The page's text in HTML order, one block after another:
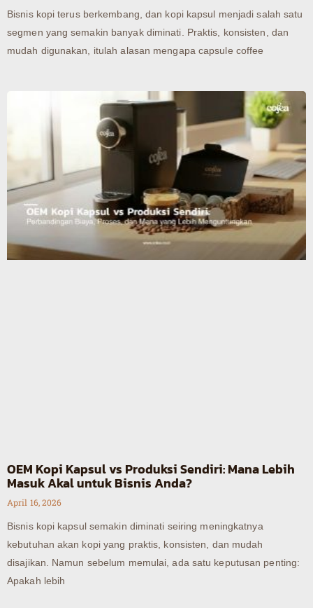
Bisnis kopi terus berkembang, dan kopi kapsul menjadi salah satu
segmen yang semakin banyak diminati. Praktis, konsisten, dan
mudah digunakan, itulah alasan mengapa capsule coffee
OEM Kopi Kapsul vs Produksi Sendiri: Mana Lebih
Masuk Akal untuk Bisnis Anda?
April 16, 2026
Bisnis kopi kapsul semakin diminati seiring meningkatnya
kebutuhan akan kopi yang praktis, konsisten, dan mudah
disajikan. Namun sebelum memulai, ada satu keputusan penting:
Apakah lebih